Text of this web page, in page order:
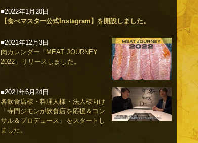
■2022年1月20日
【食べマスター公式Instagram】を開設しました。
■2021年12月3日
肉カレンダー「MEAT JOURNEY
2022」リリースしました。
■2021年6月24日
各飲食店様・料理人様・法人様向け
「寺門ジモンが飲食店を応援＆コン
サル＆プロデュース」をスタートし
ました。